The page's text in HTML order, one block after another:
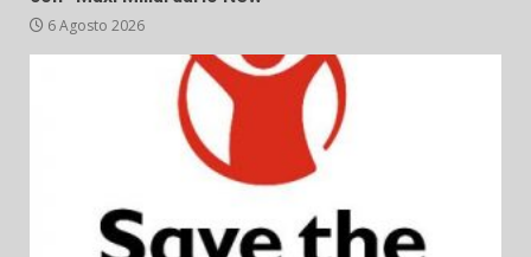
6 Agosto 2026